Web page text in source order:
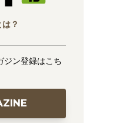
？
ジン登録はこち